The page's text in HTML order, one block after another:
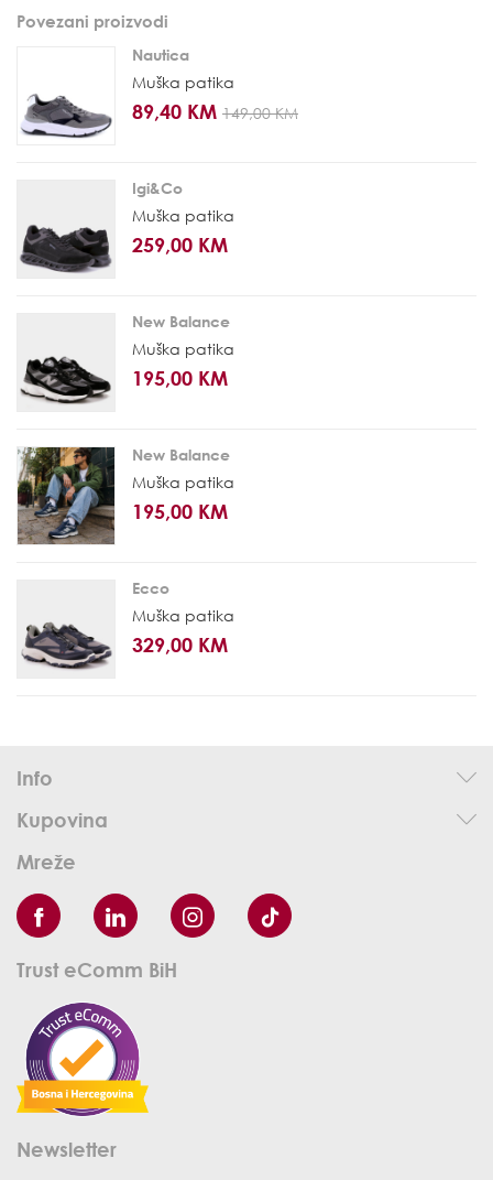
Povezani proizvodi
Nautica
Muška patika
89,40 KM 149,00 KM
Igi&Co
Muška patika
259,00 KM
New Balance
Muška patika
195,00 KM
New Balance
Muška patika
195,00 KM
Ecco
Muška patika
329,00 KM
Info
Kupovina
Mreže
Trust eComm BiH
Newsletter